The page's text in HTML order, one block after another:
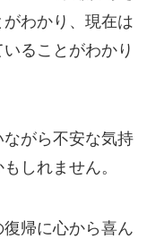
わかり、現在は
ることがわかり
がら不安な気持
しれません。
帰に心から喜ん